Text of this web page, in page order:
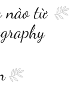
nào từ